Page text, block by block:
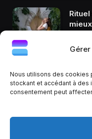
Nous utilisons des cookies
stockant et accédant à des
consentement peut